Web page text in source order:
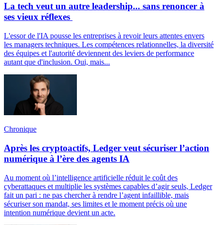
La tech veut un autre leadership... sans renoncer à
ses vieux réflexes
L'essor de l'IA pousse les entreprises à revoir leurs attentes envers
les managers techniques. Les compétences relationnelles, la diversité
des équipes et l'autorité deviennent des leviers de performance
autant que d'inclusion. Oui, mais...
Chronique
Après les cryptoactifs, Ledger veut sécuriser l’action
numérique à l’ère des agents IA
Au moment où l’intelligence artificielle réduit le coût des
cyberattaques et multiplie les systèmes capables d’agir seuls, Ledger
fait un pari : ne pas chercher à rendre l’agent infaillible, mais
sécuriser son mandat, ses limites et le moment précis où une
intention numérique devient un acte.